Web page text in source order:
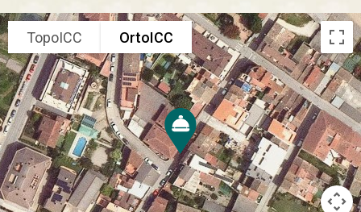
TopoICC OrtoICC